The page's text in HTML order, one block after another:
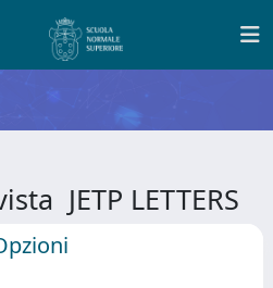
JETP LETTERS